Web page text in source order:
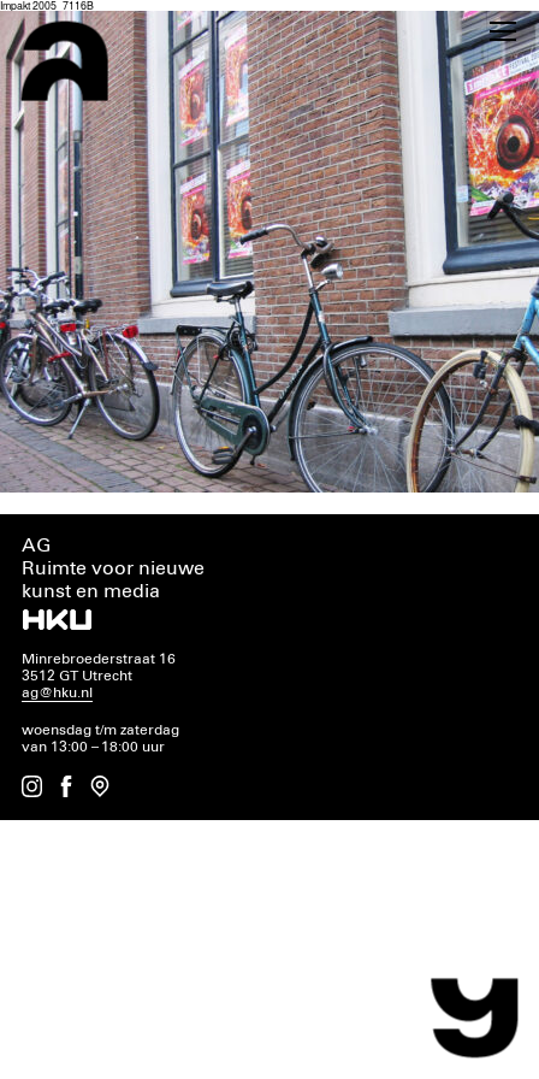
Impakt 2005_7116B
AG
Ruimte voor nieuwe
kunst en media
Minrebroederstraat 16
3512 GT Utrecht
ag@hku.nl
woensdag t/m zaterdag
van 13:00 – 18:00 uur